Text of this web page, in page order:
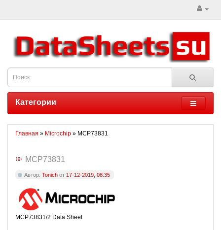
Категории
Главная » Microchip » MCP73831
MCP73831
Автор: Tonich от 17-12-2019, 08:35
MCP73831/2 Data Sheet